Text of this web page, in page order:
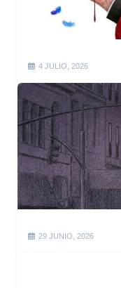
4 JULIO, 2026
29 JUNIO, 2026